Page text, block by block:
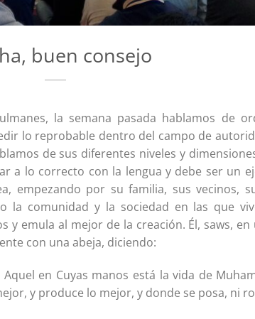
buen consejo
la semana pasada hablamos de
lo reprobable dentro del campo de
de sus diferentes niveles y
a lo correcto con la lengua y debe ser un
empezando por su familia, sus vecinos,
la comunidad y la sociedad en las que
y emula al mejor de la creación. Él, saws,
con una abeja, diciendo:
Aquel en Cuyas manos está la vida de
y produce lo mejor, y donde se posa, ni